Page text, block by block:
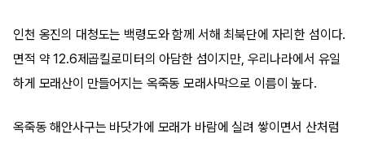
인천 옹진의 대청도는 백령도와 함께 서해 최북단에 자리한 섬이다.
면적 약 12.6제곱킬로미터의 아담한 섬이지만, 우리나라에서 유일
하게 모래산이 만들어지는 옥죽동 모래사막으로 이름이 높다.
옥죽동 해안사구는 바닷가에 모래가 바람에 실려 쌓이면서 산처럼